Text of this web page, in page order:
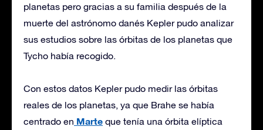
planetas pero gracias a su familia después de la
muerte del astrónomo danés Kepler pudo analizar
sus estudios sobre las órbitas de los planetas que
Tycho había recogido.
Con estos datos Kepler pudo medir las órbitas
reales de los planetas, ya que Brahe se había
centrado en Marte que tenía una órbita elíptica